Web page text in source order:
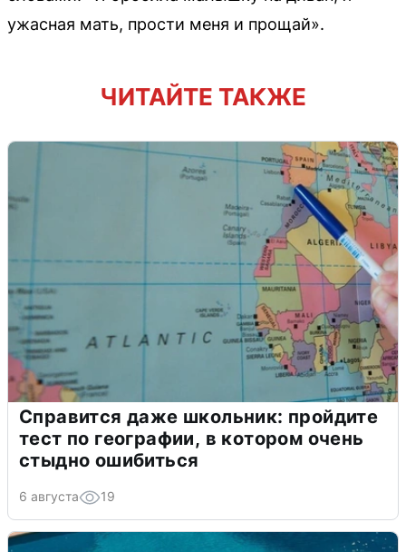
ужасная мать, прости меня и прощай».
ЧИТАЙТЕ ТАКЖЕ
Справится даже школьник: пройдите
тест по географии, в котором очень
стыдно ошибиться
6 августа 19